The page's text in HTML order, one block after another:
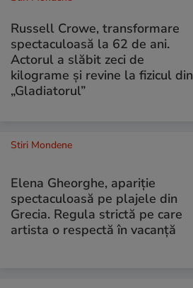
Russell Crowe, transformare
spectaculoasă la 62 de ani.
Actorul a slăbit zeci de
kilograme și revine la fizicul din
„Gladiatorul”
Stiri Mondene
Elena Gheorghe, apariție
spectaculoasă pe plajele din
Grecia. Regula strictă pe care
artista o respectă în vacanță